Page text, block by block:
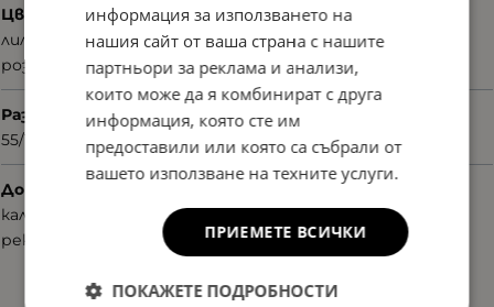
Цвят
лилав
розово златен
Размер
55/15/140
Допълнителни аксесоари
калъф
рекламни материали
информация за използването на
нашия сайт от ваша страна с нашите
партньори за реклама и анализи,
които може да я комбинират с друга
информация, която сте им
предоставили или която са събрали от
вашето използване на техните услуги.
ПРИЕМЕТЕ ВСИЧКИ
ПОКАЖЕТЕ ПОДРОБНОСТИ